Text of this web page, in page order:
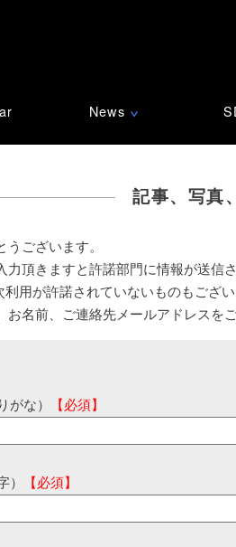
News ∨
記事、写真
ございます。
力頂きますと許諾部門に情報が送信
利用が許諾されていないものもござ
お名前、ご連絡先メールアドレスを
がな） 【必須】
） 【必須】